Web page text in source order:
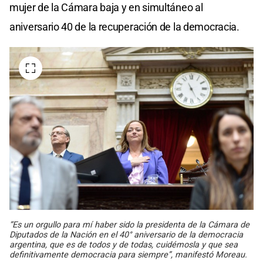
mujer de la Cámara baja y en simultáneo al
aniversario 40 de la recuperación de la democracia.
“Es un orgullo para mí haber sido la presidenta de la Cámara de
Diputados de la Nación en el 40° aniversario de la democracia
argentina, que es de todos y de todas, cuidémosla y que sea
definitivamente democracia para siempre”, manifestó Moreau.